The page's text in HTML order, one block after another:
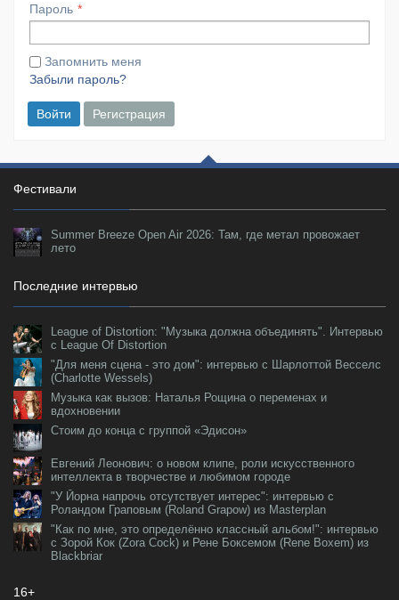
Пароль
Запомнить меня
Забыли пароль?
Войти Регистрация
Фестивали
Summer Breeze Open Air 2026: Там, где метал провожает
лето
Последние интервью
League of Distortion: "Музыка должна объединять". Интервью
с League Of Distortion
"Для меня сцена - это дом": интервью с Шарлоттой Весселс
(Charlotte Wessels)
Музыка как вызов: Наталья Рощина о переменах и
вдохновении
Стоим до конца с группой «Эдисон»
Евгений Леонович: о новом клипе, роли искусственного
интеллекта в творчестве и любимом городе
"У Йорна напрочь отсутствует интерес": интервью с
Роландом Граповым (Roland Grapow) из Masterplan
"Как по мне, это определённо классный альбом!": интервью
с Зорой Кок (Zora Cock) и Рене Боксемом (Rene Boxem) из
Blackbriar
16+